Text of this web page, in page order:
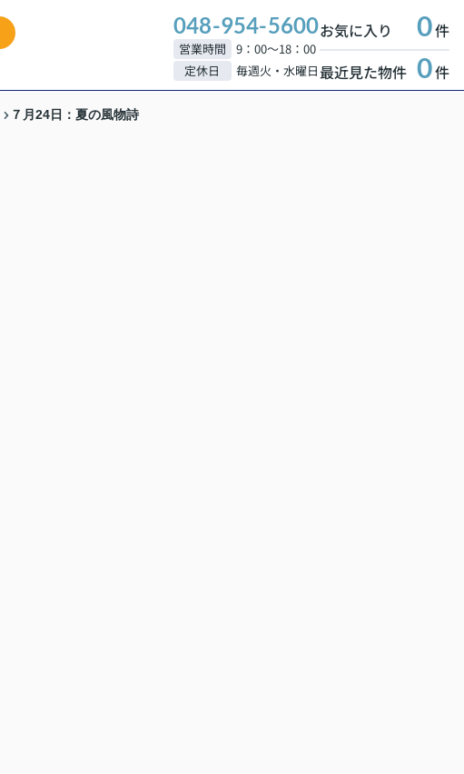
048-954-5600
営業時間
9：00～18：00
定休日
毎週火・水曜日
お気に入り 0件
最近見た物件 0件
７月24日：夏の風物詩